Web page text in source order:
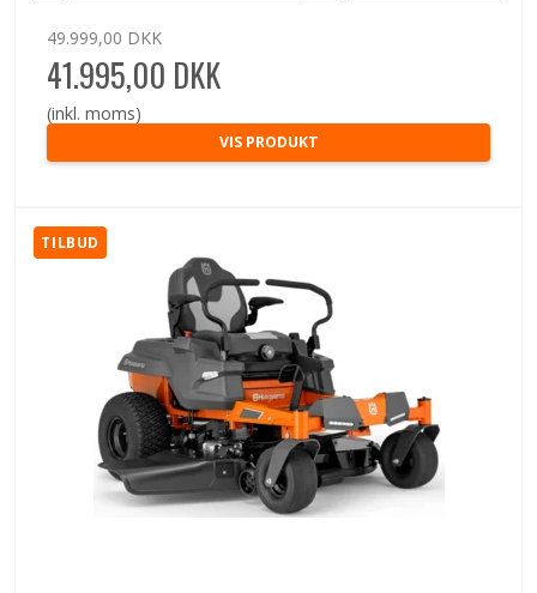
49.999,00 DKK
41.995,00 DKK
(inkl. moms)
VIS PRODUKT
TILBUD